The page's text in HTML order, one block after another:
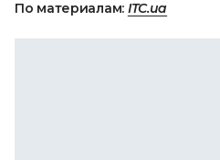
По материалам: ITC.ua